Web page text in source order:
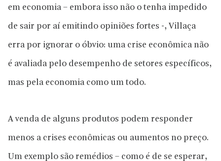
em economia – embora isso não o tenha impedido
de sair por aí emitindo opiniões fortes -, Villaça
erra por ignorar o óbvio: uma crise econômica não
é avaliada pelo desempenho de setores específicos,
mas pela economia como um todo.
A venda de alguns produtos podem responder
menos a crises econômicas ou aumentos no preço.
Um exemplo são remédios – como é de se esperar,